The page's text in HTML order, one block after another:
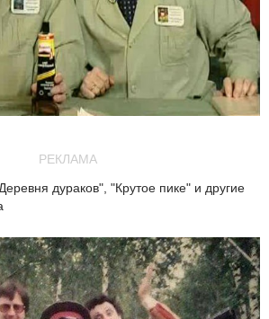
РЕКЛАМА
дураков", "Крутое пике" и другие